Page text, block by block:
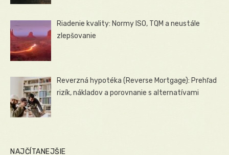
Riadenie kvality: Normy ISO, TQM a neustále
zlepšovanie
Reverzná hypotéka (Reverse Mortgage): Prehľad
rizík, nákladov a porovnanie s alternatívami
NAJČÍTANEJŠIE